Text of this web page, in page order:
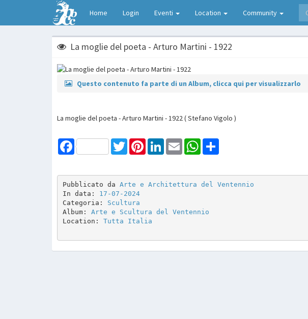
Home Login Eventi Location Community
La moglie del poeta - Arturo Martini - 1922
Questo contenuto fa parte di un Album, clicca qui per visualizzarlo
La moglie del poeta - Arturo Martini - 1922 ( Stefano Vigolo )
Facebook TwitterPinterestLinkedInEmail WhatsApp
Pubblicato da Arte e Architettura del Ventennio
In data: 17-07-2024
Categoria: Scultura
Album: Arte e Scultura del Ventennio
Location: Tutta Italia